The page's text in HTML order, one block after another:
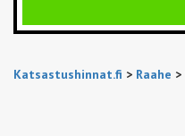
Katsastushinnat.fi > Raahe >